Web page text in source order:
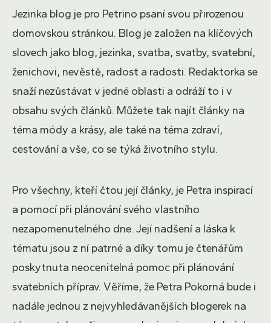
Jezinka blog je pro Petrino psaní svou přirozenou
domovskou stránkou. Blog je založen na klíčových
slovech jako blog, jezinka, svatba, svatby, svatební,
ženichovi, nevěstě, radost a radosti. Redaktorka se
snaží nezůstávat v jedné oblasti a odráží to i v
obsahu svých článků. Můžete tak najít články na
téma módy a krásy, ale také na téma zdraví,
cestování a vše, co se týká životního stylu.
Pro všechny, kteří čtou její články, je Petra inspirací
a pomocí při plánování svého vlastního
nezapomenutelného dne. Její nadšení a láska k
tématu jsou z ní patrné a díky tomu je čtenářům
poskytnuta neocenitelná pomoc při plánování
svatebních příprav. Věříme, že Petra Pokorná bude i
nadále jednou z nejvyhledávanějších blogerek na